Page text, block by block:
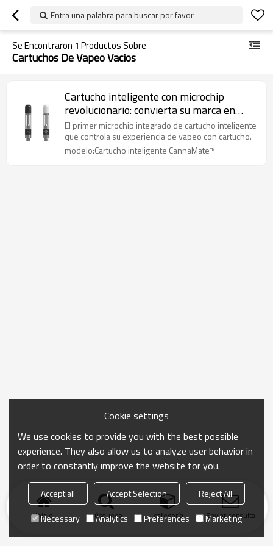
Entra una palabra para buscar por favor
Se Encontraron 1 Productos Sobre
Cartuchos De Vapeo Vacios
Cartucho inteligente con microchip
revolucionario: convierta su marca en
líder en la industria de los cigarrillos
electrónicos con cartuchos
El primer microchip integrado de cartucho inteligente
que controla su experiencia de vapeo con cartucho.
modelo:Cartucho inteligente CannaMate™
Inicio búsqueda categoría Enviar consulta
Cookie settings
We use cookies to provide you with the best possible
experience. They also allow us to analyze user behavior in
order to constantly improve the website for you.
Accept all Accept Selection
Reject All
Necessary
Analytics Preferences Marketing